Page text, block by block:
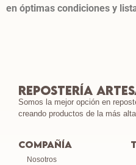
en óptimas condiciones y
Repostería
Somos la mejor opción en
creando productos de la más alta
Compañía
Nosotros